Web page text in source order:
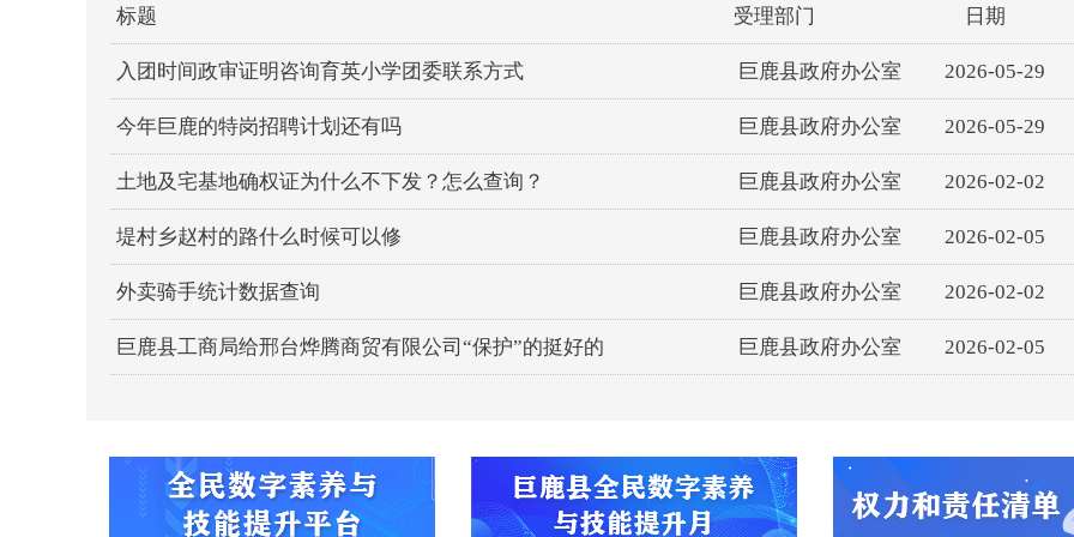
标题 受理部门 日期
入团时间政审证明咨询育英小学团委联系方式 巨鹿县政府办公室 2026-05-29
今年巨鹿的特岗招聘计划还有吗 巨鹿县政府办公室 2026-05-29
土地及宅基地确权证为什么不下发？怎么查询？ 巨鹿县政府办公室 2026-02-02
堤村乡赵村的路什么时候可以修 巨鹿县政府办公室 2026-02-05
外卖骑手统计数据查询 巨鹿县政府办公室 2026-02-02
巨鹿县工商局给邢台烨腾商贸有限公司“保护”的挺好的 巨鹿县政府办公室 2026-02-05